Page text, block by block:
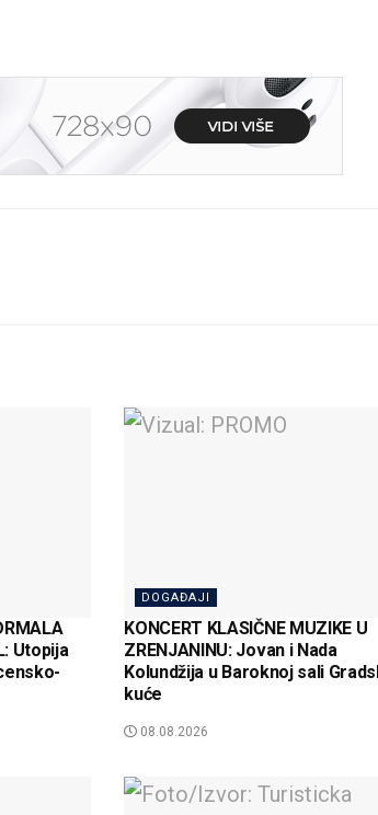
Utopija
DOGAĐAJI
KONCERT KLASIČNE MUZIKE U
ZRENJANINU: Jovan i Nada
Kolundžija u Baroknoj sali
kuće
08.08.2026